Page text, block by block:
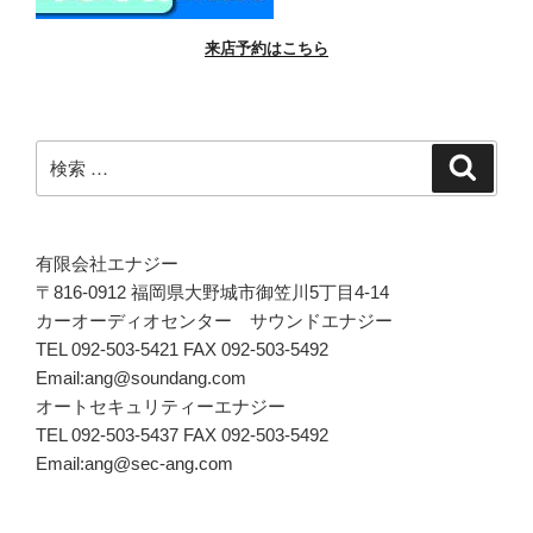
来店予約はこちら
索:
有限会社エナジー
〒816-0912 福岡県大野城市御笠川5丁目4-14
カーオーディオセンター サウンドエナジー
TEL 092-503-5421 FAX 092-503-5492
Email:ang@soundang.com
オートセキュリティーエナジー
TEL 092-503-5437 FAX 092-503-5492
Email:ang@sec-ang.com